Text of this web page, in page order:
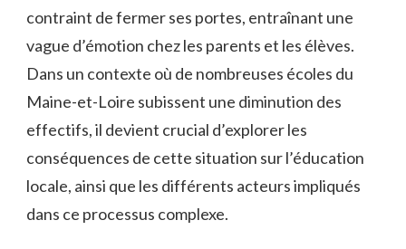
contraint de fermer ses portes, entraînant une
vague d’émotion chez les parents et les élèves.
Dans un contexte où de nombreuses écoles du
Maine-et-Loire subissent une diminution des
effectifs, il devient crucial d’explorer les
conséquences de cette situation sur l’éducation
locale, ainsi que les différents acteurs impliqués
dans ce processus complexe.